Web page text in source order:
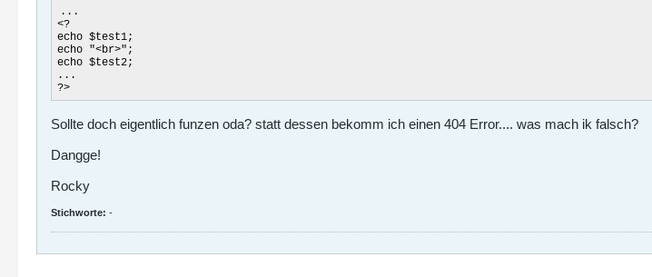
...
<?
echo $test1;
echo "<br>";
echo $test2;
...
?>
Sollte doch eigentlich funzen oda? statt dessen bekomm ich einen 404 Error.... was mach ik falsch?
Dangge!
Rocky
Stichworte: -